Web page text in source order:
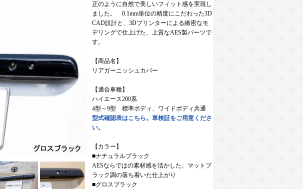
正のように自然で美しいフィット感を実現し
ました。 0.1mm単位の精度にこだわった3D
CAD設計と、3Dプリンターによる緻密なモ
デリングで仕上げた、上質なAES製パーツで
す。
【商品名】
リアガーニッシュカバー
【適合車種】
ハイエース200系
4型～9型 標準ボディ、ワイドボディ共通
型式確認表はこちら。車検証をご用意くださ
い。
【カラー】
■ナチュラルブラック
AESならではの素材感を活かした、マットブ
ラック調の落ち着いた仕上がり
■グロスブラック